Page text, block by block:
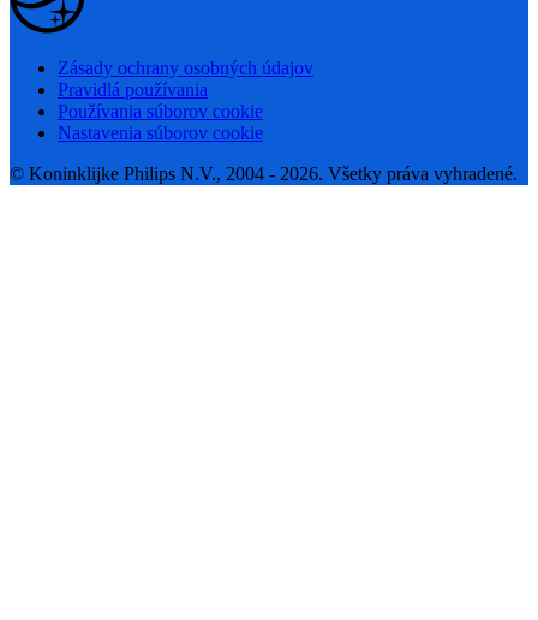
Zásady ochrany osobných údajov
Pravidlá používania
Používania súborov cookie
Nastavenia súborov cookie
© Koninklijke Philips N.V., 2004 - 2026. Všetky práva vyhradené.